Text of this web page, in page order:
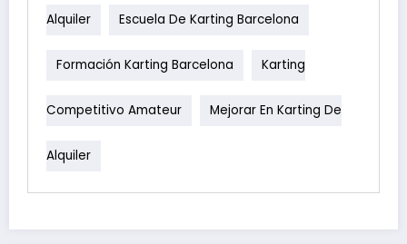
Alquiler Escuela De Karting Barcelona
Formación Karting Barcelona Karting
Competitivo Amateur Mejorar En Karting De
Alquiler